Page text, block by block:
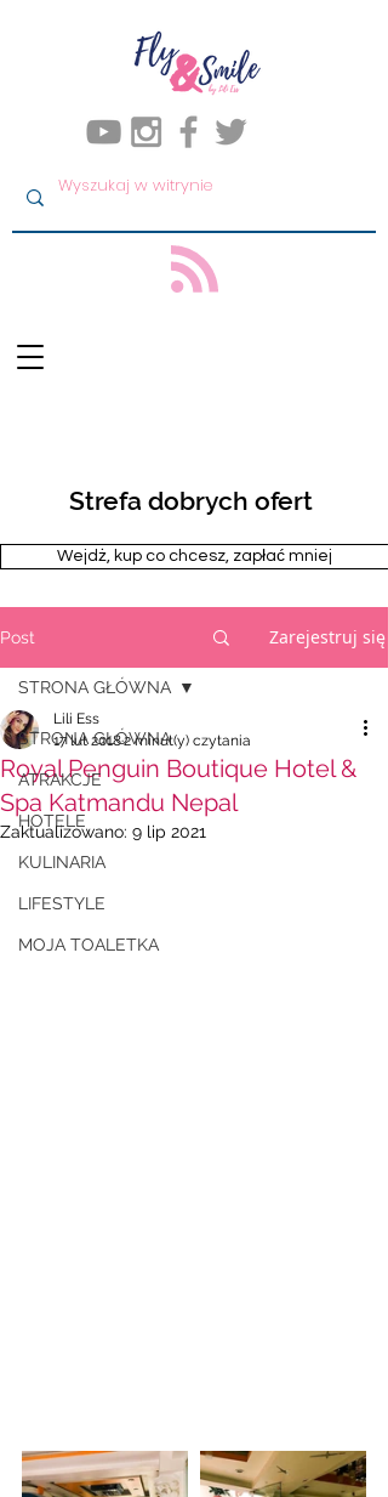
Strefa dobrych ofert
Wejdż, kup co chcesz, zapłać mniej
Post Zarejestruj się
STRONA GŁÓWNA
ATRAKCJE
HOTELE
KULINARIA
LIFESTYLE
MOJA TOALETKA
STRONA GŁÓWNA
Royal Penguin Boutique Hotel &
Spa Katmandu Nepal
Lili Ess
17 lut 20182 minut(y) czytania
Zaktualizowano: 9 lip 2021